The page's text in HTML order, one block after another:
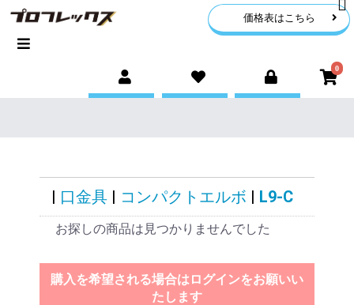
価格表はこちら
0
| 口金具 | コンパクトエルボ | L9-C
お探しの商品は見つかりませんでした
購入を希望される場合はログインをお願いい
たします